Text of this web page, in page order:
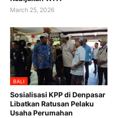
March 25, 2026
BALI
Sosialisasi KPP di Denpasar
Libatkan Ratusan Pelaku
Usaha Perumahan